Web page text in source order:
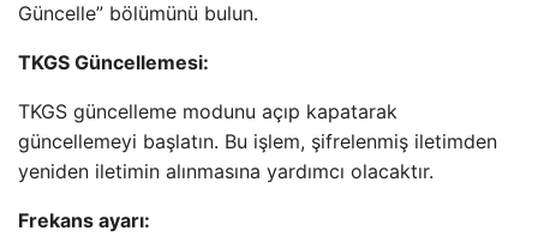
Güncelle” bölümünü bulun.
TKGS Güncellemesi:
TKGS güncelleme modunu açıp kapatarak
güncellemeyi başlatın. Bu işlem, şifrelenmiş iletimden
yeniden iletimin alınmasına yardımcı olacaktır.
Frekans ayarı: